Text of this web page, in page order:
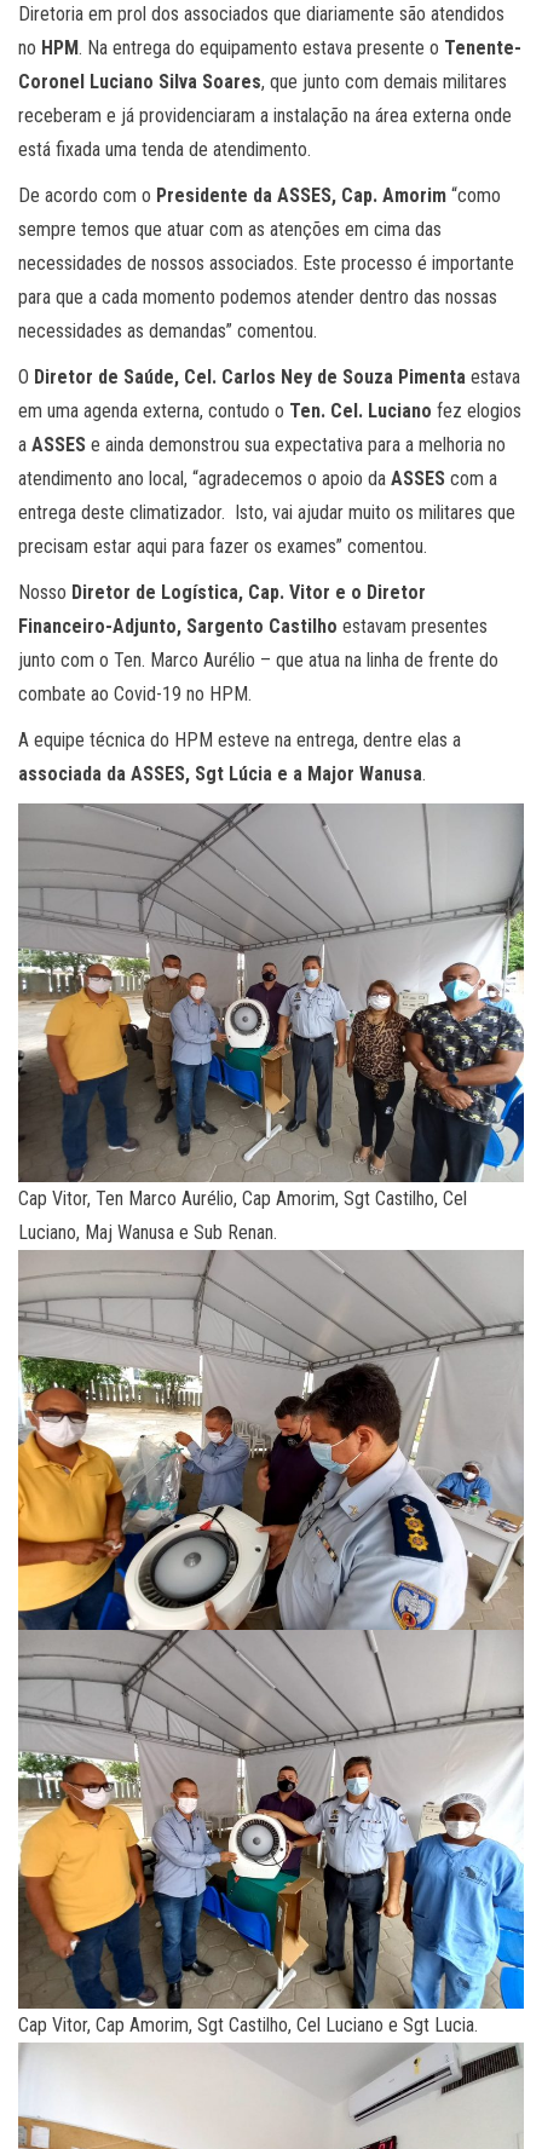
Diretoria em prol dos associados que diariamente são atendidos
no HPM. Na entrega do equipamento estava presente o Tenente-
Coronel Luciano Silva Soares, que junto com demais militares
receberam e já providenciaram a instalação na área externa onde
está fixada uma tenda de atendimento.
De acordo com o Presidente da ASSES, Cap. Amorim “como
sempre temos que atuar com as atenções em cima das
necessidades de nossos associados. Este processo é importante
para que a cada momento podemos atender dentro das nossas
necessidades as demandas” comentou.
O Diretor de Saúde, Cel. Carlos Ney de Souza Pimenta estava
em uma agenda externa, contudo o Ten. Cel. Luciano fez elogios
a ASSES e ainda demonstrou sua expectativa para a melhoria no
atendimento ano local, “agradecemos o apoio da ASSES com a
entrega deste climatizador. Isto, vai ajudar muito os militares que
precisam estar aqui para fazer os exames” comentou.
Nosso Diretor de Logística, Cap. Vitor e o Diretor
Financeiro-Adjunto, Sargento Castilho estavam presentes
junto com o Ten. Marco Aurélio – que atua na linha de frente do
combate ao Covid-19 no HPM.
A equipe técnica do HPM esteve na entrega, dentre elas a
associada da ASSES, Sgt Lúcia e a Major Wanusa.
Cap Vitor, Ten Marco Aurélio, Cap Amorim, Sgt Castilho, Cel
Luciano, Maj Wanusa e Sub Renan.
Cap Vitor, Cap Amorim, Sgt Castilho, Cel Luciano e Sgt Lucia.